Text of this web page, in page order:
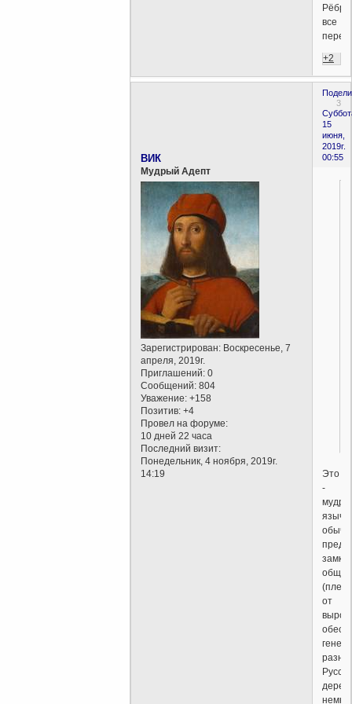
Рёбра
все
+2
3
15
июня,
2019г.
00:55
ВИК
Мудрый Адепт
Зарегистрирован: Воскресенье, 7
апреля, 2019г.
Приглашений: 0
Сообщений: 804
Уважение: +158
Позитив: +4
Провел на форуме:
10 дней 22 часа
Последний визит:
Понедельник, 4 ноября, 2019г.
14:19
Это
-
от